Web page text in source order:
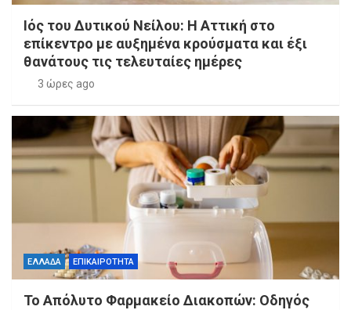
Ιός του Δυτικού Νείλου: Η Αττική στο
επίκεντρο με αυξημένα κρούσματα και έξι
θανάτους τις τελευταίες ημέρες
3 ώρες ago
ΕΛΛΑΔΑ ΕΠΙΚΑΙΡΟΤΗΤΑ
Το Απόλυτο Φαρμακείο Διακοπών: Οδηγός